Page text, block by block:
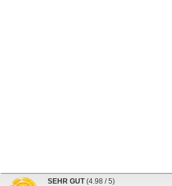
SEHR GUT (4.98 / 5)